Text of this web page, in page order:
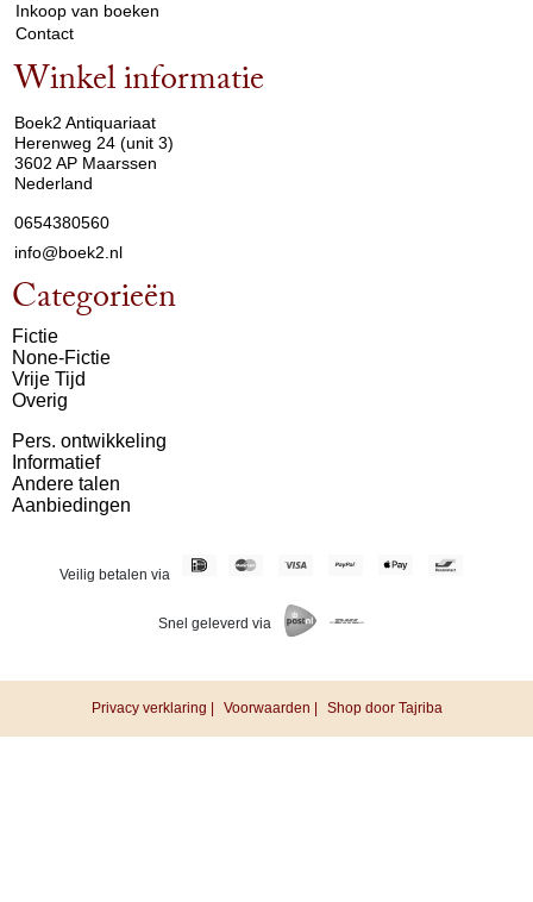
Inkoop van boeken
Contact
Winkel informatie
Boek2 Antiquariaat
Herenweg 24 (unit 3)
3602 AP Maarssen
Nederland
0654380560
info@boek2.nl
Categorieën
Fictie
None-Fictie
Vrije Tijd
Overig
Pers. ontwikkeling
Informatief
Andere talen
Aanbiedingen
Veilig betalen via
Snel geleverd via
Privacy verklaring | Voorwaarden | Shop door Tajriba